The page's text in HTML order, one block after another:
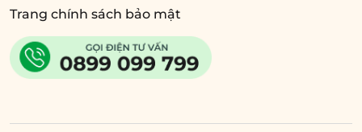
Trang chính sách bảo mật